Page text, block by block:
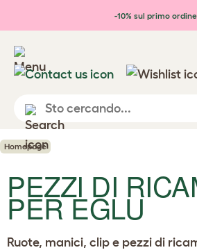
Passa al contenuto principale
-10% sul primo ordine
Homepage
PEZZI DI
PER EGLU
Ruote, manici, clip e pezzi di